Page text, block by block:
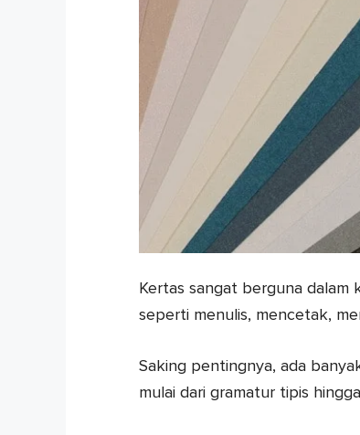
Kertas sangat berguna
seperti menulis, mencetak,
Saking pentingnya, ada
mulai dari gramatur tipis